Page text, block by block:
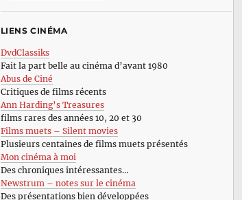
LIENS CINÉMA
DvdClassiks
Fait la part belle au cinéma d’avant 1980
Abus de Ciné
Critiques de films récents
Ann Harding’s Treasures
films rares des années 10, 20 et 30
Films muets – Silent movies
Plusieurs centaines de films muets présentés
Mon cinéma à moi
Des chroniques intéressantes…
Newstrum – notes sur le cinéma
Des présentations bien développées